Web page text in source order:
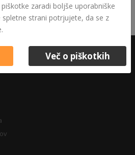
zaradi boljše uporabniške
strani potrjujete, da se z
Več o piškotkih